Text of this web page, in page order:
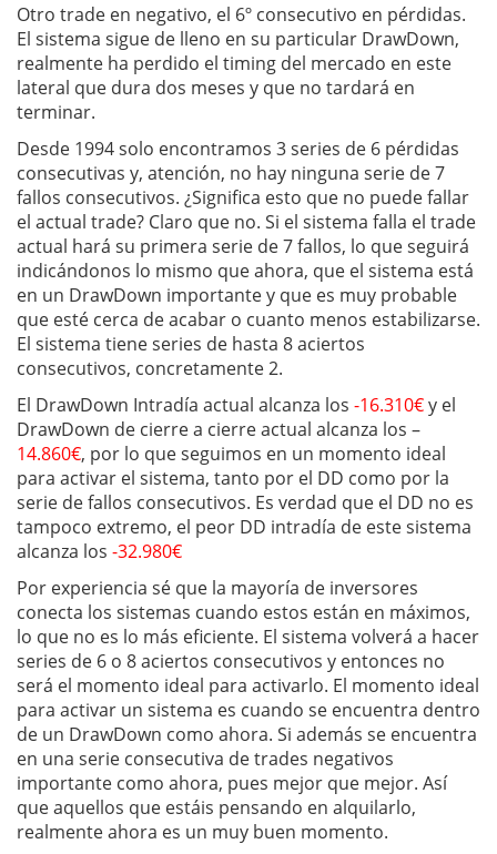
Otro trade en negativo, el 6º consecutivo en pérdidas.
El sistema sigue de lleno en su particular DrawDown,
realmente ha perdido el timing del mercado en este
lateral que dura dos meses y que no tardará en
terminar.
Desde 1994 solo encontramos 3 series de 6 pérdidas
consecutivas y, atención, no hay ninguna serie de 7
fallos consecutivos. ¿Significa esto que no puede fallar
el actual trade? Claro que no. Si el sistema falla el trade
actual hará su primera serie de 7 fallos, lo que seguirá
indicándonos lo mismo que ahora, que el sistema está
en un DrawDown importante y que es muy probable
que esté cerca de acabar o cuanto menos estabilizarse.
El sistema tiene series de hasta 8 aciertos
consecutivos, concretamente 2.
El DrawDown Intradía actual alcanza los -16.310€y el
DrawDown de cierre a cierre actual alcanza los –
14.860€, por lo que seguimos en un momento ideal
para activar el sistema, tanto por el DD como por la
serie de fallos consecutivos. Es verdad que el DD no es
tampoco extremo, el peor DD intradía de este sistema
alcanza los -32.980€
Por experiencia sé que la mayoría de inversores
conecta los sistemas cuando estos están en máximos,
lo que no es lo más eficiente. El sistema volverá a hacer
series de 6 o 8 aciertos consecutivos y entonces no
será el momento ideal para activarlo. El momento ideal
para activar un sistema es cuando se encuentra dentro
de un DrawDown como ahora. Si además se encuentra
en una serie consecutiva de trades negativos
importante como ahora, pues mejor que mejor. Así
que aquellos que estáis pensando en alquilarlo,
realmente ahora es un muy buen momento.